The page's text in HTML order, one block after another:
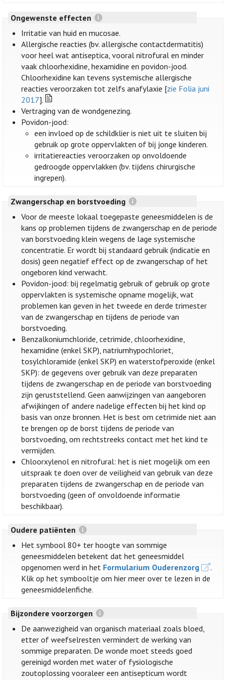
Ongewenste effecten
Irritatie van huid en mucosae.
Allergische reacties (bv. allergische contactdermatitis)
voor heel wat antiseptica, vooral nitrofural en minder
vaak chloorhexidine, hexamidine en povidon-jood.
Chloorhexidine kan tevens systemische allergische
reacties veroorzaken tot zelfs anafylaxie [zie Folia juni
2017].
Vertraging van de wondgenezing.
Povidon-jood:
een invloed op de schildklier is niet uit te sluiten bij
gebruik op grote oppervlakten of bij jonge kinderen.
irritatiereacties veroorzaken op onvoldoende
gedroogde oppervlakken (bv. tijdens chirurgische
ingrepen).
Zwangerschap en borstvoeding
Voor de meeste lokaal toegepaste geneesmiddelen is de
kans op problemen tijdens de zwangerschap en de periode
van borstvoeding klein wegens de lage systemische
concentratie. Er wordt bij standaard gebruik (indicatie en
dosis) geen negatief effect op de zwangerschap of het
ongeboren kind verwacht.
Povidon-jood: bij regelmatig gebruik of gebruik op grote
oppervlakten is systemische opname mogelijk, wat
problemen kan geven in het tweede en derde trimester
van de zwangerschap en tijdens de periode van
borstvoeding.
Benzalkoniumchloride, cetrimide, chloorhexidine,
hexamidine (enkel SKP), natriumhypochloriet,
tosylchloramide (enkel SKP) en waterstofperoxide (enkel
SKP): de gegevens over gebruik van deze preparaten
tijdens de zwangerschap en de periode van borstvoeding
zijn geruststellend. Geen aanwijzingen van aangeboren
afwijkingen of andere nadelige effecten bij het kind op
basis van onze bronnen. Het is best om cetrimide niet aan
te brengen op de borst tijdens de periode van
borstvoeding, om rechtstreeks contact met het kind te
vermijden.
Chloorxylenol en nitrofural: het is niet mogelijk om een
uitspraak te doen over de veiligheid van gebruik van deze
preparaten tijdens de zwangerschap en de periode van
borstvoeding (geen of onvoldoende informatie
beschikbaar).
Oudere patiënten
Het symbool 80+ ter hoogte van sommige
geneesmiddelen betekent dat het geneesmiddel
opgenomen werd in het Formularium Ouderenzorg
.
Klik op het symbooltje om hier meer over te lezen in de
geneesmiddelenfiche.
Bijzondere voorzorgen
De aanwezigheid van organisch materiaal zoals bloed,
etter of weefselresten vermindert de werking van
sommige preparaten. De wonde moet steeds goed
gereinigd worden met water of fysiologische
zoutoplossing vooraleer een antisepticum wordt